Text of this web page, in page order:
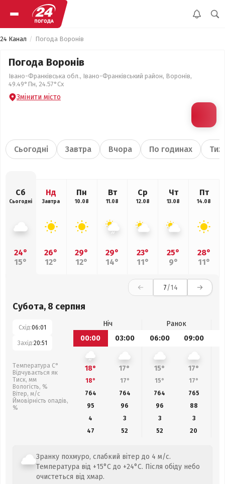
24 Канал Погода Воронів
Погода Воронів
Івано-Франківська обл., Івано-Франківський район, Воронів,
49.49°Пн, 24.57°Сх
Змінити місто
Сьогодні Завтра Вчора По годинах
Сб
Сьогодні
24°
15°
Нд
Завтра
26°
12°
Пн
10.08
29°
12°
Вт
11.08
29°
14°
Ср
12.08
23°
11°
Чт
13.08
25°
9°
Пт
14.08
28°
11°
7/14
Субота, 8 серпня
Схід:06:01
Захід:20:51
Температура С°
Відчувається як
Тиск, мм
Вологість, %
Вітер, м/с
Ймовірність опадів,
%
Ніч
Ранок
00:00
03:00 06:00 09:00
18° 17° 15° 17°
18° 17° 15° 17°
764
764 764 765
95
96 96 88
4
3 3
3
47
52 52 20
Зранку похмуро, слабкий вітер до 4 м/с.
Температура від +15°C до +24°C. Після обіду небо
очистеться від хмар.